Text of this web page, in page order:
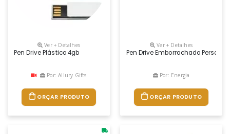
Ver + Detalhes
Pen Drive Plástico 4gb
Por: Allury Gifts
ORÇAR PRODUTO
Ver + Detalhes
Pen Drive Emborrachado
Por: Energia
ORÇAR PRODUTO